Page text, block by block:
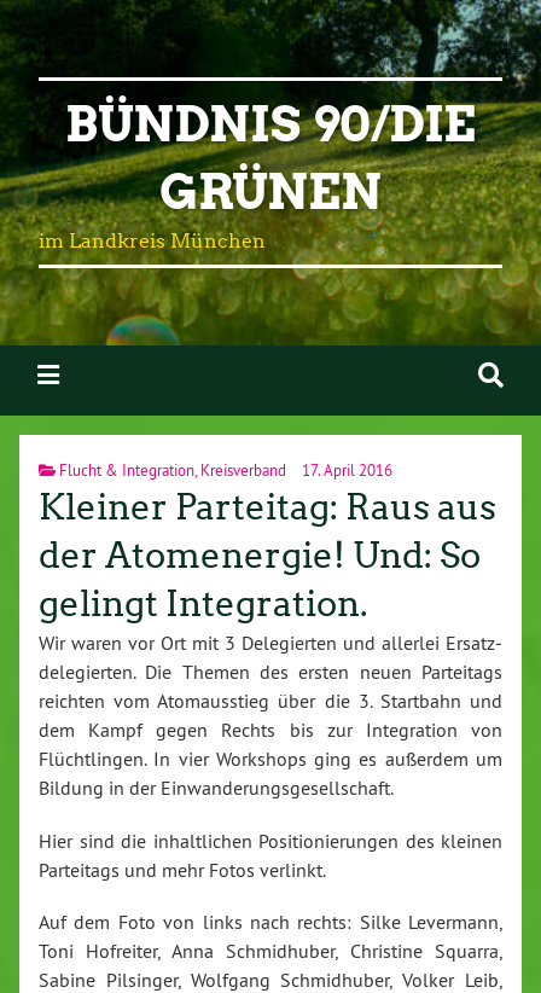
BÜNDNIS 90/DIE
GRÜNEN
im Landkreis München
Flucht & Integration,Kreisverband 17. April 2016
Kleiner Parteitag: Raus aus
der Atomenergie! Und: So
gelingt Integration.
Wir waren vor Ort mit 3 De­le­gier­ten und allerlei Er­satz­
de­le­gier­ten. Die Themen des ersten neuen Par­tei­tags
reichten vom Atom­aus­stieg über die 3. Startbahn und
dem Kampf gegen Rechts bis zur In­te­gra­ti­on von
Flücht­lin­gen. In vier Workshops ging es außerdem um
Bildung in der Ein­wan­de­rungs­ge­sell­schaft.
Hier sind die in­halt­li­chen Po­si­tio­nie­run­gen des kleinen
Par­tei­tags und mehr Fotos verlinkt.
Auf dem Foto von links nach rechts: Silke Levermann,
Toni Hofreiter, Anna Schmid­hu­ber, Christine Squarra,
Sabine Pilsinger, Wolfgang Schmid­hu­ber, Volker Leib,